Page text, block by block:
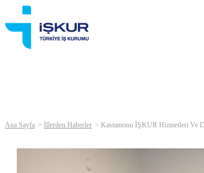
Ana Sayfa İllerden Haberler Kastamonu İŞKUR Hizmetleri Ve